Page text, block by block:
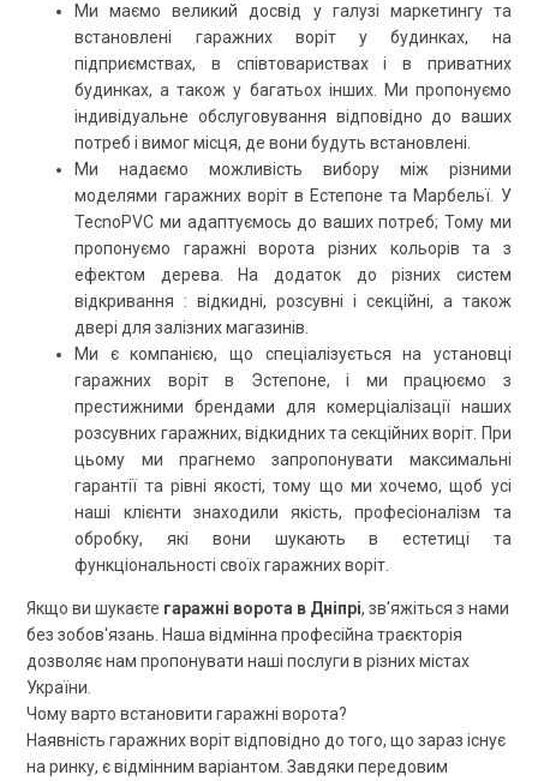
Ми маємо великий досвід у галузі маркетингу та
встановлені гаражних воріт у будинках, на
підприємствах, в співтовариствах і в приватних
будинках, а також у багатьох інших. Ми пропонуємо
індивідуальне обслуговування відповідно до ваших
потреб і вимог місця, де вони будуть встановлені.
Ми надаємо можливість вибору між різними
моделями гаражних воріт в Естепоне та Марбельї. У
TecnoPVC ми адаптуємось до ваших потреб; Тому ми
пропонуємо гаражні ворота різних кольорів та з
ефектом дерева. На додаток до різних систем
відкривання : відкидні, розсувні і секційні, а також
двері для залізних магазинів.
Ми є компанією, що спеціалізується на установці
гаражних воріт в Эстепоне, і ми працюємо з
престижними брендами для комерціалізації наших
розсувних гаражних, відкидних та секційних воріт. При
цьому ми прагнемо запропонувати максимальні
гарантії та рівні якості, тому що ми хочемо, щоб усі
наші клієнти знаходили якість, професіоналізм та
обробку, які вони шукають в естетиці та
функціональності своїх гаражних воріт.
Якщо ви шукаєте гаражні ворота в Дніпрі, зв'яжіться з нами
без зобов'язань. Наша відмінна професійна траєкторія
дозволяє нам пропонувати наші послуги в різних містах
України.
Чому варто встановити гаражні ворота?
Наявність гаражних воріт відповідно до того, що зараз існує
на ринку, є відмінним варіантом. Завдяки передовим